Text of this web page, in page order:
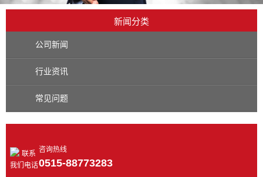
新闻分类
公司新闻
行业资讯
常见问题
咨询热线
0515-88773283